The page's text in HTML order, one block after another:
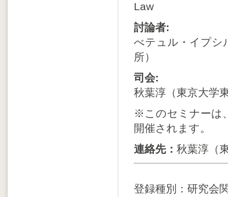
Law
討論者:
べテュル・イプシ
所）
司会:
秋葉淳（東京大学
※このセミナーは
開催されます。
連絡先： 秋葉淳（
登録種別：研究会